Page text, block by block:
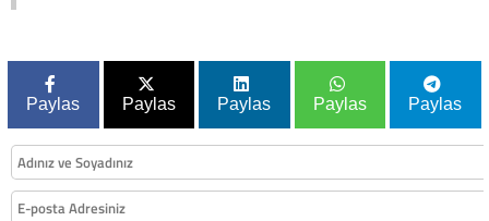
Paylas Paylas Paylas Paylas Paylas